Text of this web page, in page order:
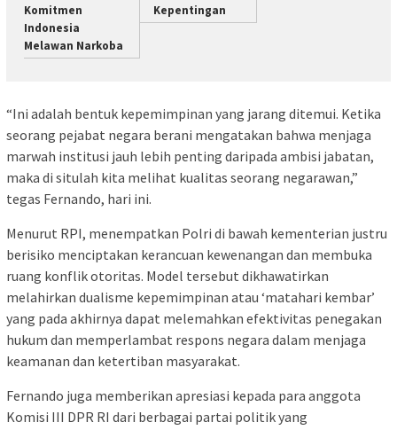
Komitmen
Indonesia
Melawan Narkoba
Kepentingan
“Ini adalah bentuk kepemimpinan yang jarang ditemui. Ketika
seorang pejabat negara berani mengatakan bahwa menjaga
marwah institusi jauh lebih penting daripada ambisi jabatan,
maka di situlah kita melihat kualitas seorang negarawan,”
tegas Fernando, hari ini.
Menurut RPI, menempatkan Polri di bawah kementerian justru
berisiko menciptakan kerancuan kewenangan dan membuka
ruang konflik otoritas. Model tersebut dikhawatirkan
melahirkan dualisme kepemimpinan atau ‘matahari kembar’
yang pada akhirnya dapat melemahkan efektivitas penegakan
hukum dan memperlambat respons negara dalam menjaga
keamanan dan ketertiban masyarakat.
Fernando juga memberikan apresiasi kepada para anggota
Komisi III DPR RI dari berbagai partai politik yang